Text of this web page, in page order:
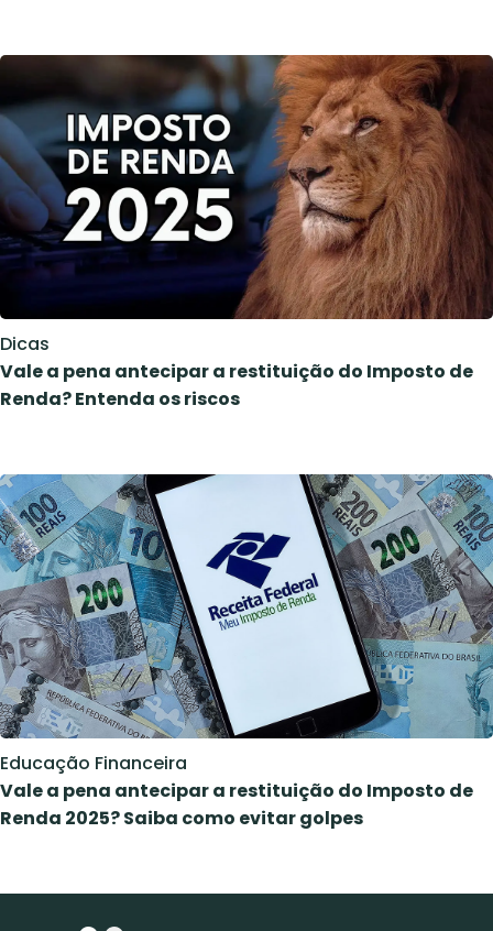
Dicas
Vale a pena antecipar a restituição do Imposto de
Renda? Entenda os riscos
Educação Financeira
Vale a pena antecipar a restituição do Imposto de
Renda 2025? Saiba como evitar golpes